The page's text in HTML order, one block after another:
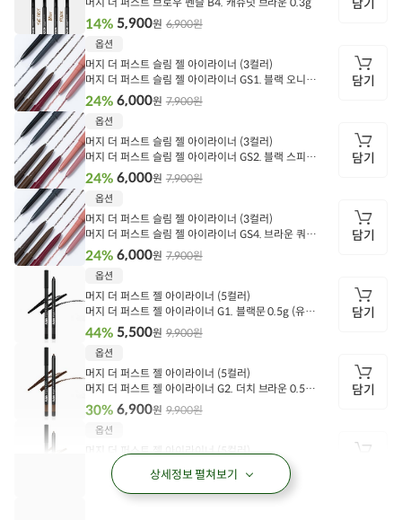
담
기
6,900원
14% 5,900원
담기
담
기
옵션
머지 더 퍼스트 슬림 젤 아이라이너 (3컬러)
머지 더 퍼스트 슬림 젤 아이라이너 GS1. 블랙 오니스
0.05g (유통기한 28.05)
7,900원
24% 6,000원
담기
담
기
옵션
머지 더 퍼스트 슬림 젤 아이라이너 (3컬러)
머지 더 퍼스트 슬림 젤 아이라이너 GS2. 블랙 스피넬
0.05g (유통기한 27.02)
7,900원
24% 6,000원
담기
옵션
머지 더 퍼스트 슬림 젤 아이라이너 (3컬러)
머지 더 퍼스트 슬림 젤 아이라이너 GS4. 브라운 쿼츠
0.05g (유통기한 27.04)
7,900원
24% 6,000원
담기
옵션
머지 더 퍼스트 젤 아이라이너 (5컬러)
머지 더 퍼스트 젤 아이라이너 G1. 블랙문 0.5g (유통
기한 27.03)
9,900원
44% 5,500원
담기
옵션
머지 더 퍼스트 젤 아이라이너 (5컬러)
머지 더 퍼스트 젤 아이라이너 G2. 더치 브라운 0.5g
(유통기한 27.01) 9,900원
30% 6,900원
담기
옵션
머지 더 퍼스트 젤 아이라이너 (5컬러)
머지 더 퍼스트 젤 아이라이너 G3. 앰버 브론즈 0.5g
(유통기한 27.01)
44% 5,500
상세정보 펼쳐보기